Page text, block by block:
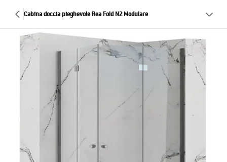
Cabina doccia pieghevole Rea Fold N2 Modulare